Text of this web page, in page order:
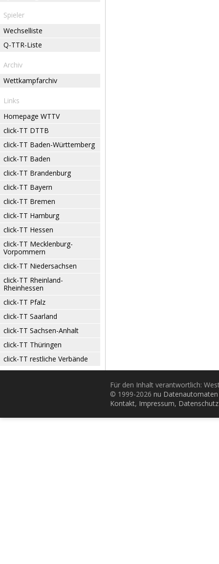
Spieler
Wechselliste
Q-TTR-Liste
Archiv
Wettkampfarchiv
Links
Homepage WTTV
click-TT DTTB
click-TT Baden-Württemberg
click-TT Baden
click-TT Brandenburg
click-TT Bayern
click-TT Bremen
click-TT Hamburg
click-TT Hessen
click-TT Mecklenburg-
Vorpommern
click-TT Niedersachsen
click-TT Rheinland-
Rheinhessen
click-TT Pfalz
click-TT Saarland
click-TT Sachsen-Anhalt
click-TT Thüringen
click-TT restliche Verbände
Für den Inhalt verantwortlich:
© 1999-2026 nu
Kontakt, Impressum, Datenschutz